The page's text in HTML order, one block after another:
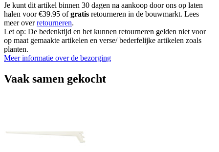
Je kunt dit artikel binnen 30 dagen na aankoop door ons op laten
halen voor €39.95 ofgratis retourneren in de bouwmarkt. Lees
meer overretourneren.
Let op: De bedenktijd en het kunnen retourneren gelden niet voor
op maat gemaakte artikelen en verse/ bederfelijke artikelen zoals
planten.
Meer informatie over de bezorging
Vaak samen gekocht